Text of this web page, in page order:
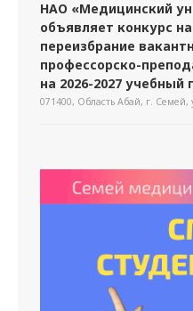
НАО «Медицинский
объявляет конкурс
переизбрание
профессорско-
на 2026-2027 учебный
071400, Область Абай, г. Семей,